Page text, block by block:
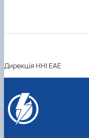
Дирекція ННІ ЕАЕ